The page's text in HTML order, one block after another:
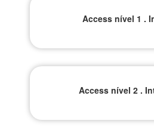
Access nível 1 .
Access nível 2 .